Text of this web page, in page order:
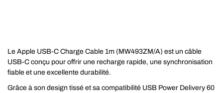
Le Apple USB-C Charge Cable 1m (MW493ZM/A) est un câble
USB-C conçu pour offrir une recharge rapide, une synchronisation
fiable et une excellente durabilité.
Grâce à son design tissé et sa compatibilité USB Power Delivery 60